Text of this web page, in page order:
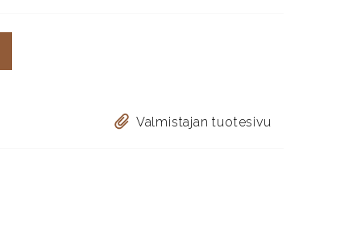
Valmistajan tuotesivu